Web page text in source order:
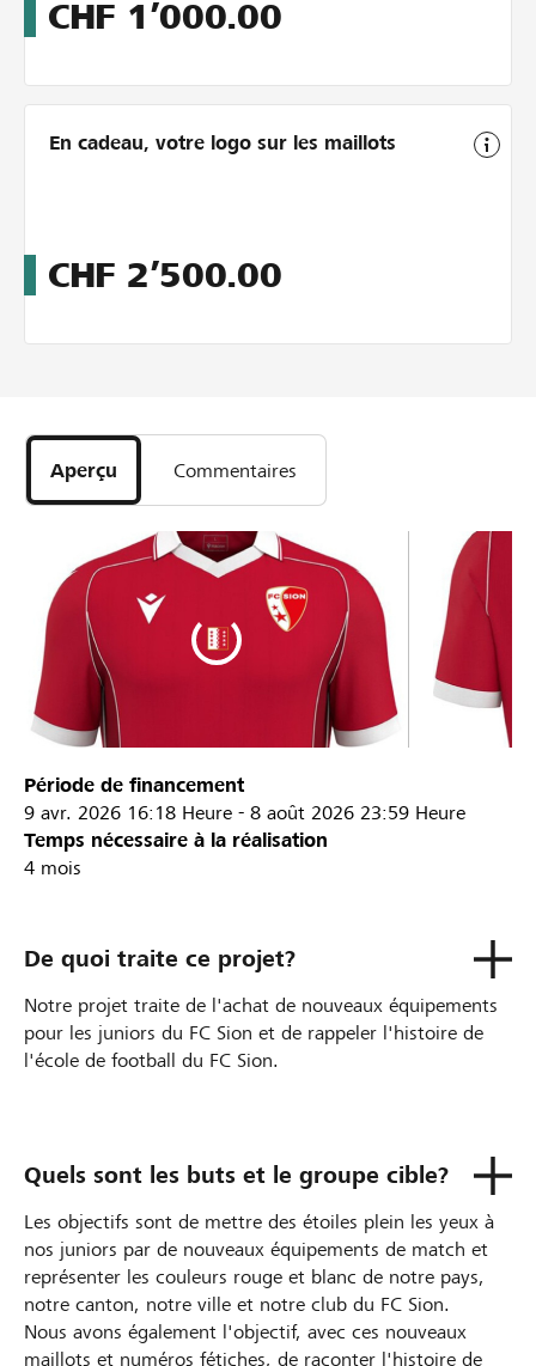
CHF 1’000.00
En cadeau, votre logo sur les maillots
CHF 2’500.00
Aperçu Commentaires
Période de financement
9 avr. 2026 16:18 Heure - 8 août 2026 23:59 Heure
Temps nécessaire à la réalisation
4 mois
De quoi traite ce projet?
Notre projet traite de l'achat de nouveaux équipements
pour les juniors du FC Sion et de rappeler l'histoire de
l'école de football du FC Sion.
Quels sont les buts et le groupe cible?
Les objectifs sont de mettre des étoiles plein les yeux à
nos juniors par de nouveaux équipements de match et
représenter les couleurs rouge et blanc de notre pays,
notre canton, notre ville et notre club du FC Sion.
Nous avons également l'objectif, avec ces nouveaux
maillots et numéros fétiches, de raconter l'histoire de